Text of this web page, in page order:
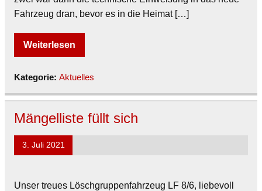
Fahrzeug dran, bevor es in die Heimat […]
Weiterlesen
Kategorie: Aktuelles
Mängelliste füllt sich
3. Juli 2021
Unser treues Löschgruppenfahrzeug LF 8/6, liebevoll